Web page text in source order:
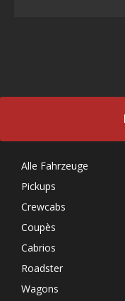
Alle Fahrzeuge
Pickups
Crewcabs
Coupès
Cabrios
Roadster
Wagons